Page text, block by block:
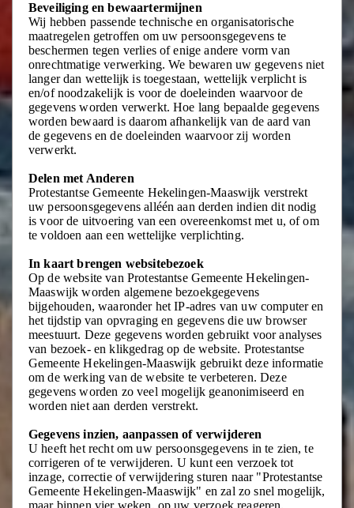
Beveiliging en bewaartermijnen
Wij hebben passende technische en organisatorische
maatregelen getroffen om uw persoonsgegevens te
beschermen tegen verlies of enige andere vorm van
onrechtmatige verwerking. We bewaren uw gegevens niet
langer dan wettelijk is toegestaan, wettelijk verplicht is
en/of noodzakelijk is voor de doeleinden waarvoor de
gegevens worden verwerkt. Hoe lang bepaalde gegevens
worden bewaard is daarom afhankelijk van de aard van
de gegevens en de doeleinden waarvoor zij worden
verwerkt.
Delen met Anderen
Protestantse Gemeente Hekelingen-Maaswijk verstrekt
uw persoonsgegevens alléén aan derden indien dit nodig
is voor de uitvoering van een overeenkomst met u, of om
te voldoen aan een wettelijke verplichting.
In kaart brengen websitebezoek
Op de website van Protestantse Gemeente Hekelingen-
Maaswijk worden algemene bezoekgegevens
bijgehouden, waaronder het IP-adres van uw computer en
het tijdstip van opvraging en gegevens die uw browser
meestuurt. Deze gegevens worden gebruikt voor analyses
van bezoek- en klikgedrag op de website. Protestantse
Gemeente Hekelingen-Maaswijk gebruikt deze informatie
om de werking van de website te verbeteren. Deze
gegevens worden zo veel mogelijk geanonimiseerd en
worden niet aan derden verstrekt.
Gegevens inzien, aanpassen of verwijderen
U heeft het recht om uw persoonsgegevens in te zien, te
corrigeren of te verwijderen. U kunt een verzoek tot
inzage, correctie of verwijdering sturen naar "Protestantse
Gemeente Hekelingen-Maaswijk" en zal zo snel mogelijk,
maar binnen vier weken, op uw verzoek reageren.